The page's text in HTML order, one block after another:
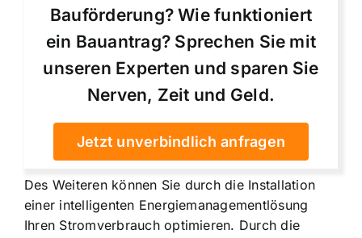
Bauförderung? Wie funktioniert
ein Bauantrag? Sprechen Sie mit
unseren Experten und sparen Sie
Nerven, Zeit und Geld.
Jetzt unverbindlich anfragen
Des Weiteren können Sie durch die Installation
einer intelligenten Energiemanagementlösung
Ihren Stromverbrauch optimieren. Durch die